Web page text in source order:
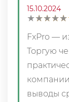
15.10.2024
★★
★★
★★
★★
★
FxPro —
Торгую
выводы